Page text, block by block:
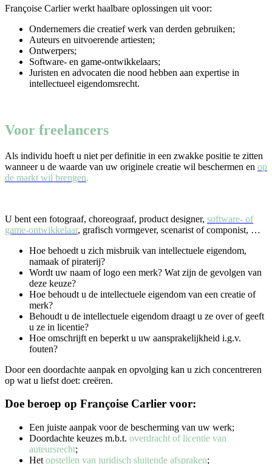
Françoise Carlier werkt haalbare oplossingen uit voor:
Ondernemers die creatief werk van derden gebruiken;
Auteurs en uitvoerende artiesten;
Ontwerpers;
Software- en game-ontwikkelaars;
Juristen en advocaten die nood hebben aan expertise in
intellectueel eigendomsrecht.
Voor freelancers
Als individu hoeft u niet per definitie in een zwakke positie te zitten
wanneer u de waarde van uw originele creatie wil beschermen en op
de markt wil brengen.
U bent een fotograaf, choreograaf, product designer, software- of
game-ontwikkelaar, grafisch vormgever, scenarist of componist, …
Hoe behoedt u zich misbruik van intellectuele eigendom,
namaak of piraterij?
Wordt uw naam of logo een merk? Wat zijn de gevolgen van
deze keuze?
Hoe behoudt u de intellectuele eigendom van een creatie of
merk?
Behoudt u de intellectuele eigendom draagt u ze over of geeft
u ze in licentie?
Hoe omschrijft en beperkt u uw aansprakelijkheid i.g.v.
fouten?
Door een doordachte aanpak en opvolging kan u zich concentreren
op wat u liefst doet: creëren.
Doe beroep op Françoise Carlier voor:
Een juiste aanpak voor de bescherming van uw werk;
Doordachte keuzes m.b.t. overdracht of licentie van
auteursrecht;
Het opstellen van juridisch sluitende afspraken;